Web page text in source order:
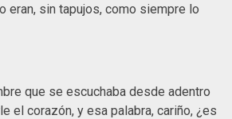
eran, sin tapujos, como siempre lo
que se escuchaba desde adentro
el corazón, y esa palabra, cariño, ¿es